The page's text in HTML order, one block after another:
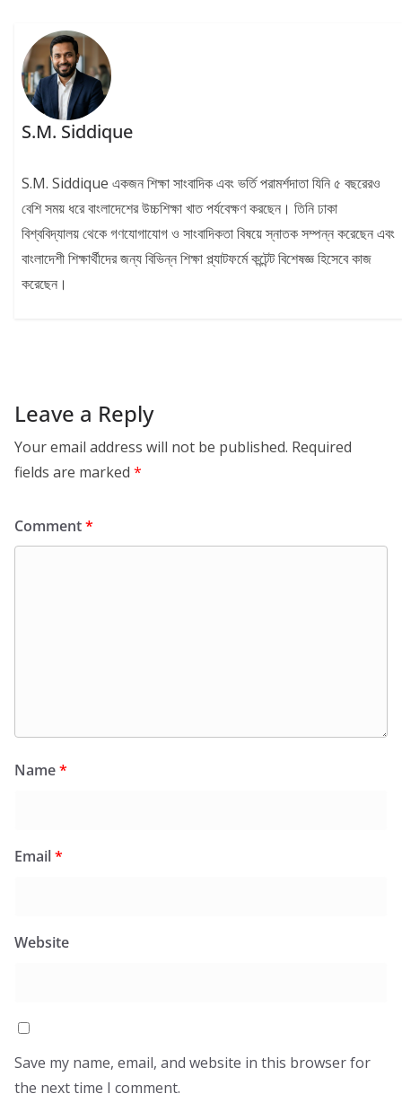
S.M. Siddique
S.M. Siddique একজন শিক্ষা সাংবাদিক এবং ভর্তি পরামর্শদাতা যিনি ৫ বছরেরও
বেশি সময় ধরে বাংলাদেশের উচ্চশিক্ষা খাত পর্যবেক্ষণ করছেন। তিনি ঢাকা
বিশ্ববিদ্যালয় থেকে গণযোগাযোগ ও সাংবাদিকতা বিষয়ে স্নাতক সম্পন্ন করেছেন এবং
বাংলাদেশী শিক্ষার্থীদের জন্য বিভিন্ন শিক্ষা প্ল্যাটফর্মে কন্টেন্ট বিশেষজ্ঞ হিসেবে কাজ
করেছেন।
Leave a Reply
Your email address will not be published. Required
fields are marked *
Comment*
Name*
Email*
Website
Save my name, email, and website in this browser for
the next time I comment.